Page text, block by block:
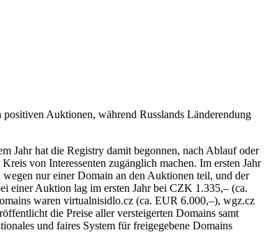
Auktionen, während Russlands Länderendung
Jahr hat die Registry damit begonnen, nach Ablauf oder
von Interessenten zugänglich machen. Im ersten Jahr
nur einer Domain an den Auktionen teil, und der
einer Auktion lag im ersten Jahr bei CZK 1.335,– (ca.
waren virtualnisidlo.cz (ca. EUR 6.000,–), wgz.cz
die Preise aller versteigerten Domains samt
und faires System für freigegebene Domains